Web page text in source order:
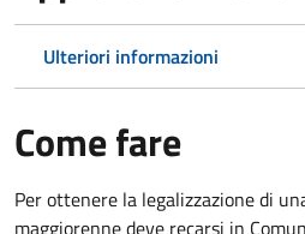
Ulteriori informazioni
Come fare
Per ottenere la legalizzazione di
maggiorenne deve recarsi in